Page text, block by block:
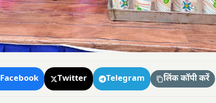
Facebook Twitter Telegram लिंक कॉपी करें